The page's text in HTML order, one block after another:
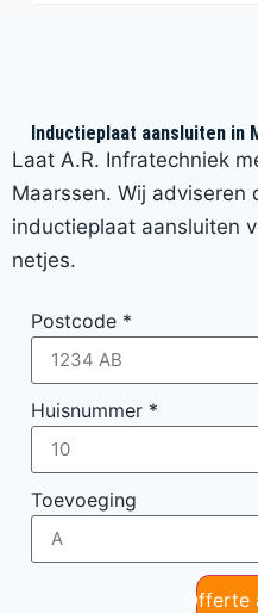
Inductieplaat aansluiten in
Laat A.R. Infratechniek
Maarssen. Wij adviseren
inductieplaat aansluiten
netjes.
Postcode *
Huisnummer *
Toevoeging
Offerte